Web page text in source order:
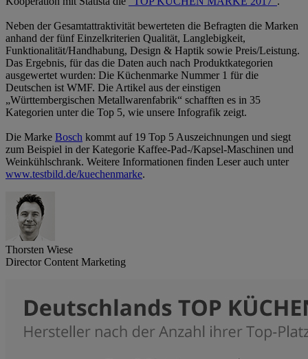
Neben der Gesamtattraktivität bewerteten die Befragten die Marken
anhand der fünf Einzelkriterien Qualität, Langlebigkeit,
Funktionalität/Handhabung, Design & Haptik sowie Preis/Leistung.
Das Ergebnis, für das die Daten auch nach Produktkategorien
ausgewertet wurden: Die Küchenmarke Nummer 1 für die
Deutschen ist WMF. Die Artikel aus der einstigen
„Württembergischen Metallwarenfabrik“ schafften es in 35
Kategorien unter die Top 5, wie unsere Infografik zeigt.
Die Marke Bosch kommt auf 19 Top 5 Auszeichnungen und siegt
zum Beispiel in der Kategorie Kaffee-Pad-/Kapsel-Maschinen und
Weinkühlschrank. Weitere Informationen finden Leser auch unter
www.testbild.de/kuechenmarke.
Thorsten Wiese
Director Content Marketing